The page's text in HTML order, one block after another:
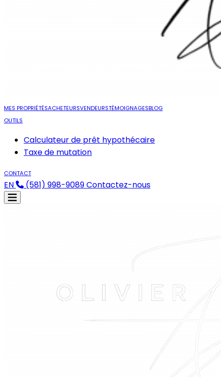
MES PROPRIÉTÉSACHETEURSVENDEURSTÉMOIGNAGESBLOG
OUTILS
Calculateur de prêt hypothécaire
Taxe de mutation
CONTACT
EN (581) 998-9089Contactez-nous